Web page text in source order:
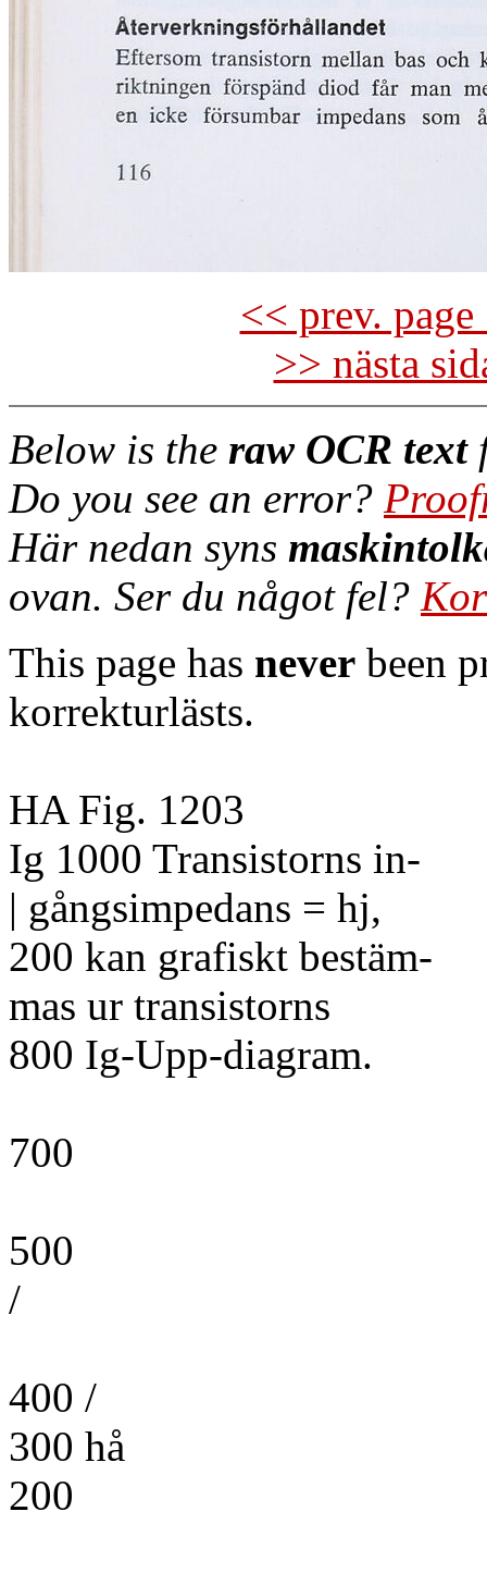
<< prev.
>> nästa
Below is the raw OCR text
Do you see an error?
Här nedan syns
ovan. Ser du något fel?
This page has never been
korrekturlästs.
HA Fig. 1203
Ig 1000 Transistorns in-
| gångsimpedans = hj,
200 kan grafiskt bestäm-
mas ur transistorns
800 Ig-Upp-diagram.
700
500
/
400 /
300 hå
200